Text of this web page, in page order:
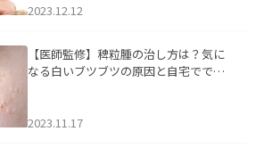
2023.12.12
【医師監修】稗粒腫の治し方は？気に
なる白いブツブツの原因と自宅ででき
2023.11.17